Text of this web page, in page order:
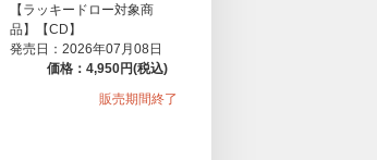
【ラッキードロー対象商
品】【CD】
発売日：2026年07月08日
価格：4,950円(税込)
販売期間終了